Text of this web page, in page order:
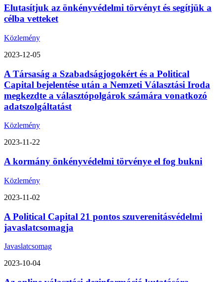
Elutasítjuk az önkényvédelmi törvényt és segítjük a
célba vetteket
Közlemény
2023-12-05
A Társaság a Szabadságjogokért és a Political
Capital bejelentése után a Nemzeti Választási Iroda
megkezdte a választópolgárok számára vonatkozó
adatszolgáltatást
Közlemény
2023-11-22
A kormány önkényvédelmi törvénye el fog bukni
Közlemény
2023-11-02
A Political Capital 21 pontos szuverenitásvédelmi
javaslatcsomagja
Javaslatcsomag
2023-10-04